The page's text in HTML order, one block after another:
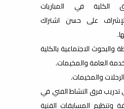
الكلية في المباريات
على حسن اشتراك
والبحوث الاجتماعية بالكلية
العامة والمخيمات.
تدريب فرق النشاط الفني في
وتنظيم المسابقات الفنية